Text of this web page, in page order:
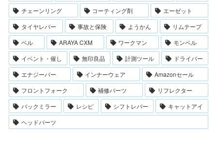
チェーンリング
コーティング剤
エーゼット
タイヤレバー
事故と保険 ようかん
リムテープ
ベル
ARAYA CXM ワークマン
モンベル
イベント・催し
無印良品 計測ツール
ドライバー
エナジーバー
インナーウェア
Amazonセール
フロントフォーク
補修パーツ
リフレクター
バックミラー
レシピ シフトレバー
キャットアイ
ヘッドパーツ